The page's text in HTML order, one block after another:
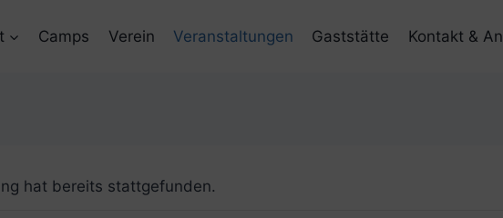
Camps Verein Veranstaltungen Gaststätte Kontakt &
hat bereits stattgefunden.